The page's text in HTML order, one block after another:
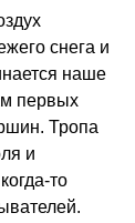
снега и
наше
первых
Тропа
и
то